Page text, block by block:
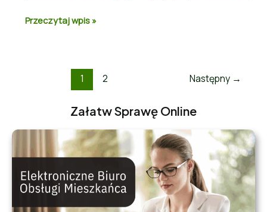
Przeczytaj wpis »
1 2 Następny →
Załatw Sprawę Online